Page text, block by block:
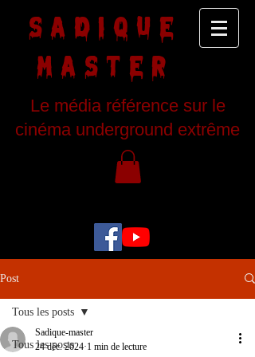
SADIQUE
MASTER
Le média référence sur le
cinéma underground extrême
Post
Tous les posts
Tous les posts
Sadique-master
24 déc. 2024 1 min de lecture